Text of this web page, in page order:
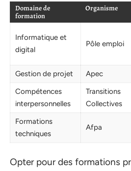
Domaine de
formation
Organisme
Informatique et
digital
Pôle emploi
Gestion de projet
Apec
Compétences
interpersonnelles
Transitions
Collectives
Formations
techniques
Afpa
Opter pour des formations